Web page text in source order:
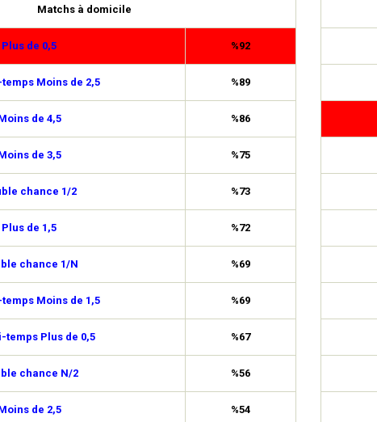
Matchs à domicile
Plus de 0,5 %92
Moins de 2,5 %89
de 4,5 %86
de 3,5 %75
chance 1/2 %73
Plus de 1,5 %72
chance 1/N %69
Moins de 1,5 %69
temps Plus de 0,5 %67
chance N/2 %56
de 2,5 %54